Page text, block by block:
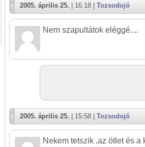
2005. április 25. | 16:18 | Tozsodojó
Nem szapultátok eléggé....
2005. április 25. | 15:58 | Tozsodojó
Nekem tetszik ,az ötlet és